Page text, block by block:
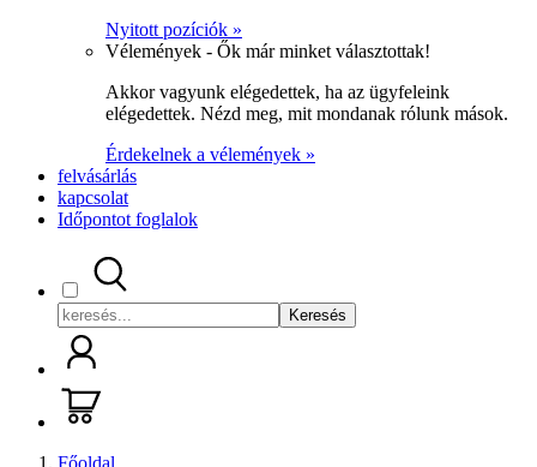
Nyitott pozíciók »
Vélemények - Ők már minket választottak!
Akkor vagyunk elégedettek, ha az ügyfeleink
elégedettek. Nézd meg, mit mondanak rólunk mások.
Érdekelnek a vélemények »
felvásárlás
kapcsolat
Időpontot foglalok
Keresés
Főoldal